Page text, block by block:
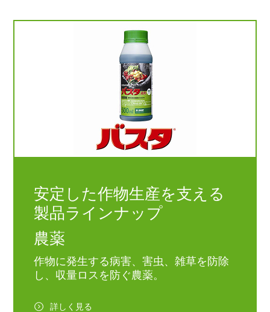
安定した作物生産を支える
製品ラインナップ
農薬
作物に発生する病害、害虫、雑草を防除
し、収量ロスを防ぐ農薬。
詳しく見る